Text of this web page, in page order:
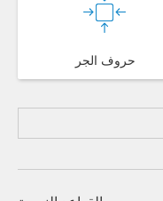
حروف الجر